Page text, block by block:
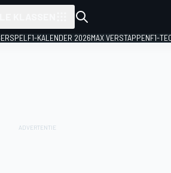
F1-KALENDER 2026MAX VERSTAPPENF1-